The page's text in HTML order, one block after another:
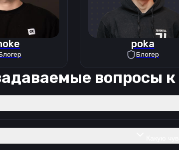
poka
Блогер
вопросы к